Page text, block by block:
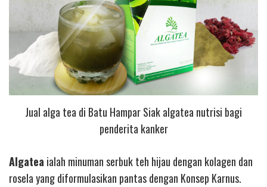
Jual alga tea di Batu Hampar Siak algatea nutrisi bagi
penderita kanker
Algatea ialah minuman serbuk teh hijau dengan kolagen dan
rosela yang diformulasikan pantas dengan Konsep Karnus.